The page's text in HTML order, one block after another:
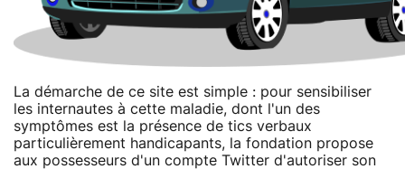
La démarche de ce site est simple : pour sensibiliser
les internautes à cette maladie, dont l'un des
symptômes est la présence de tics verbaux
particulièrement handicapants, la fondation propose
aux possesseurs d'un compte Twitter d'autoriser son